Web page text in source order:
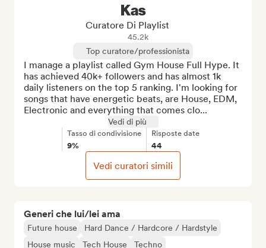
Generi che lui/lei ama
Future house
Hard Dance / Hardcore / Hardstyle
House music
Tech House Techno
Kas
Curatore Di Playlist
45.2k
Top curatore/professionista
I manage a playlist called Gym House Full Hype. It
has achieved 40k+ followers and has almost 1k
daily listeners on the top 5 ranking. I'm looking for
songs that have energetic beats, are House, EDM,
Electronic and everything that comes clo...
Vedi di più
Tasso di condivisione
9%
Risposte date
44
Vedi curatori simili